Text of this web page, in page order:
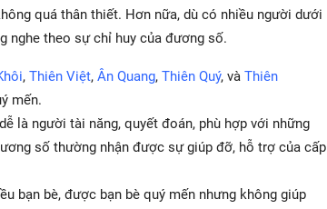
quá thân thiết. Hơn nữa, dù có nhiều người dưới
nghe theo sự chỉ huy của đương số.
, Thiên Việt, Ân Quang, Thiên Quý, và Thiên
mến.
là người tài năng, quyết đoán, phù hợp với những
số thường nhận được sự giúp đỡ, hỗ trợ của cấp
bạn bè, được bạn bè quý mến nhưng không giúp